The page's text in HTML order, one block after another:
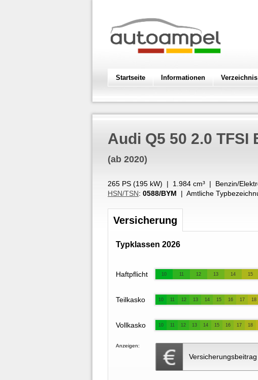
Startseite Informationen Verzeichnis
Audi Q5 50 2.0
(ab 2020)
265 PS (195 kW) | 1.984 cm³ | Benzin/
HSN/TSN: 0588/BYM | Amtliche
Versicherung
Typklassen 2026
Haftpflicht 10 11 12 13 14 15
Teilkasko 10 11 12 13 14 15 16 17 18
Vollkasko 10 11 12 13 14 15 16 17 18
Anzeigen: